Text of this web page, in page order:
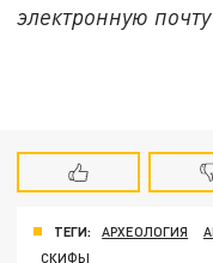
электронную почту
ТЕГИ: АРХЕОЛОГИЯ
СКИФЫ